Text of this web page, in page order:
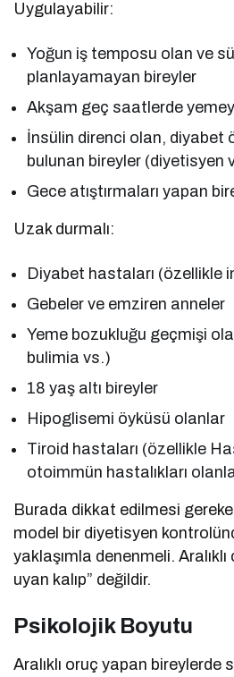
Uygulayabilir:
Yoğun iş temposu olan ve
planlayamayan bireyler
Akşam geç saatlerde
İnsülin direnci olan, diyabet
bulunan bireyler (diyetisyen
Gece atıştırmaları yapan
Uzak durmalı:
Diyabet hastaları (özellikle
Gebeler ve emziren anneler
Yeme bozukluğu geçmişi
bulimia vs.)
18 yaş altı bireyler
Hipoglisemi öyküsü olanlar
Tiroid hastaları (özellikle
otoimmün hastalıkları
Burada dikkat edilmesi
model bir diyetisyen
yaklaşımla denenmeli.
uyan kalıp” değildir.
Psikolojik Boyutu
Aralıklı oruç yapan bireylerde